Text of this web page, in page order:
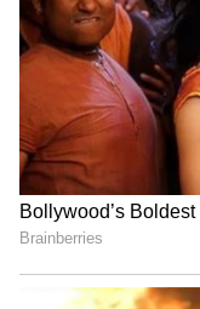
కామెడీతో పాటు
ఈ చిత్రానికి
దర్శకత్వం
మేళవించి వారు తమ
ఆలోచనల వల్ల
హాస్యం వల్ల తాము
ఎంటర్‌టైన్‌మెంట్స్,
Bhanu